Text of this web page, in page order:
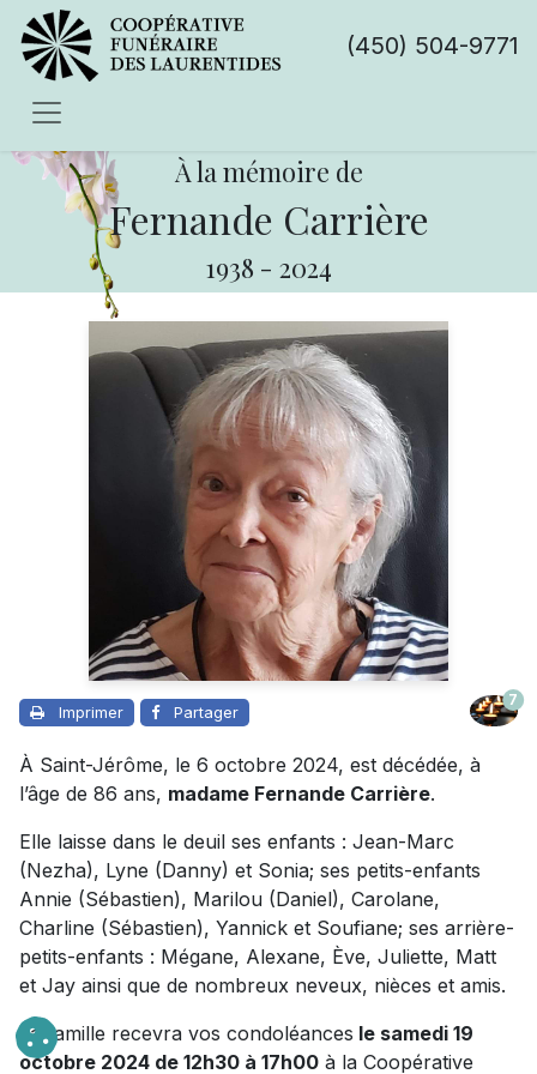
(450) 504-9771
À la mémoire de
Fernande Carrière
1938 - 2024
Imprimer Partager
7
À Saint-Jérôme, le 6 octobre 2024, est décédée, à
l’âge de 86 ans, madame Fernande Carrière.
Elle laisse dans le deuil ses enfants : Jean-Marc
(Nezha), Lyne (Danny) et Sonia; ses petits-enfants
Annie (Sébastien), Marilou (Daniel), Carolane,
Charline (Sébastien), Yannick et Soufiane; ses arrière-
petits-enfants : Mégane, Alexane, Ève, Juliette, Matt
et Jay ainsi que de nombreux neveux, nièces et amis.
La famille recevra vos condoléances le samedi 19
octobre 2024 de 12h30 à 17h00 à la Coopérative